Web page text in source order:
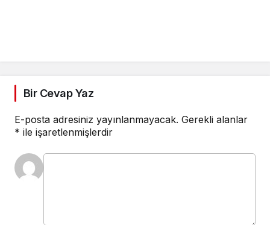
Bir Cevap Yaz
E-posta adresiniz yayınlanmayacak. Gerekli alanlar
* ile işaretlenmişlerdir